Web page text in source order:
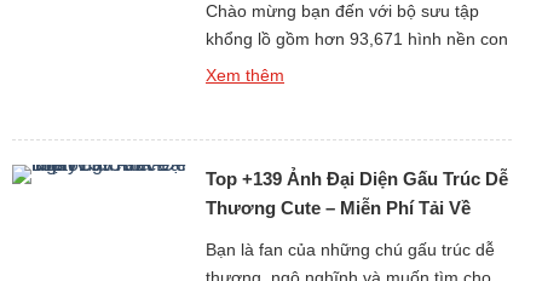
Chào mừng bạn đến với bộ sưu tập
khổng lồ gồm hơn 93,671 hình nền con
gấu đẹp, dễ thương và đa dạng thể loại
gấu không chỉ làm đẹp cho […]
Xem thêm
Top +139 Ảnh Đại Diện Gấu Trúc Dễ
Thương Cute – Miễn Phí Tải Về
Bạn là fan của những chú gấu trúc dễ